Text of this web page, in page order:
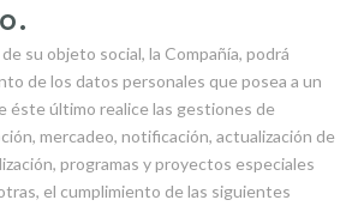
su objeto social, la Compañía, podrá
de los datos personales que posea a un
éste último realice las gestiones de
mercadeo, notificación, actualización de
programas y proyectos especiales
el cumplimiento de las siguientes